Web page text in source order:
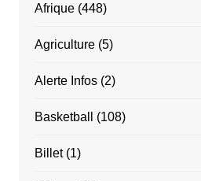
Afrique(448)
Agriculture(5)
Alerte Infos(2)
Basketball (108)
Billet(1)